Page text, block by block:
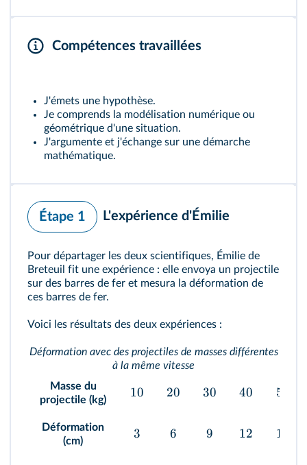
Compétences travaillées
J'émets une hypothèse.
Je comprends la modélisation numérique ou
géométrique d'une situation.
J'argumente et j'échange sur une démarche
mathématique.
Étape 1 L'expérience d'Émilie
Pour départager les deux scientifiques, Émilie de
Breteuil fit une expérience : elle envoya un projectile
sur des barres de fer et mesura la déformation de
ces barres de fer.
Voici les résultats des deux expériences :
Déformation avec des projectiles de masses différentes
à la même vitesse
Masse du
projectile (kg)
10 20 30 40 50
Déformation
(cm)
3 6 9 12 15